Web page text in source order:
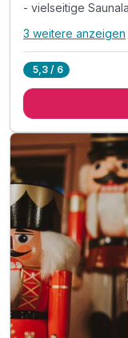
- vielseitige
Alle
1 x Eintrittskarte
- vielseitige
& liebevoll
inkl. Parkplatz am
inkl. W-LAN
3 weitere anzeigen
5,3 / 6